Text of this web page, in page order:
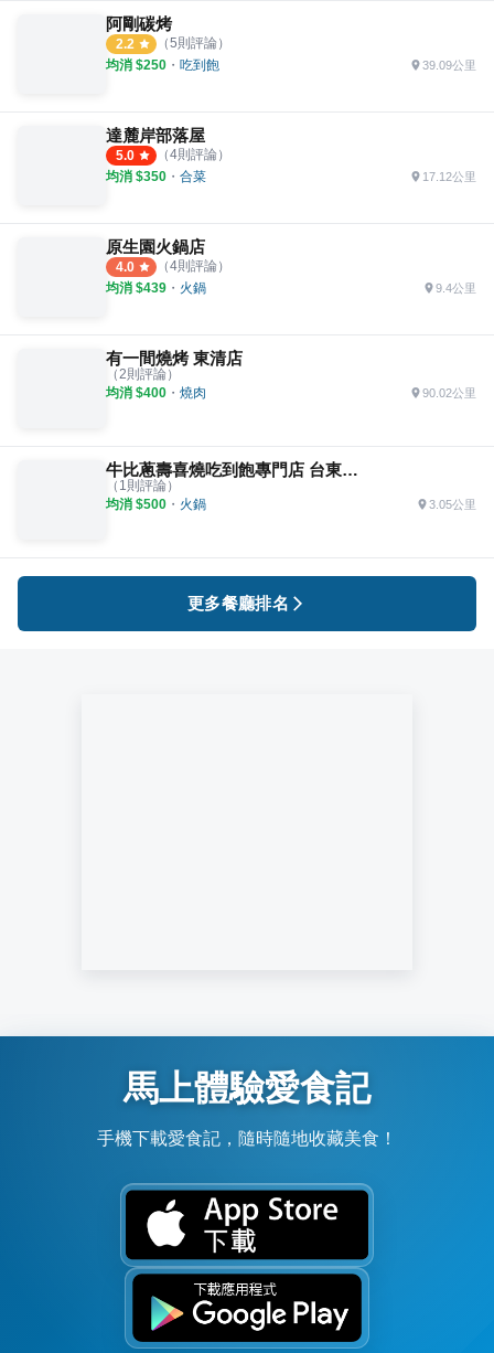
阿剛碳烤
2.2 （5則評論）
均消 $250 ・ 吃到飽 39.09公里
達麓岸部落屋
5.0 （4則評論）
均消 $350 ・ 合菜 17.12公里
原生園火鍋店
4.0 （4則評論）
均消 $439 ・ 火鍋 9.4公里
有一間燒烤 東清店
（ 2則評論）
均消 $400 ・ 燒肉 90.02公里
牛比蔥壽喜燒吃到飽專門店 台東博愛加盟店
（ 1 則評論）
均消 $500 ・ 火鍋 3.05公里
更多餐廳排名
馬上體驗愛食記
手機下載愛食記，隨時隨地收藏美食！